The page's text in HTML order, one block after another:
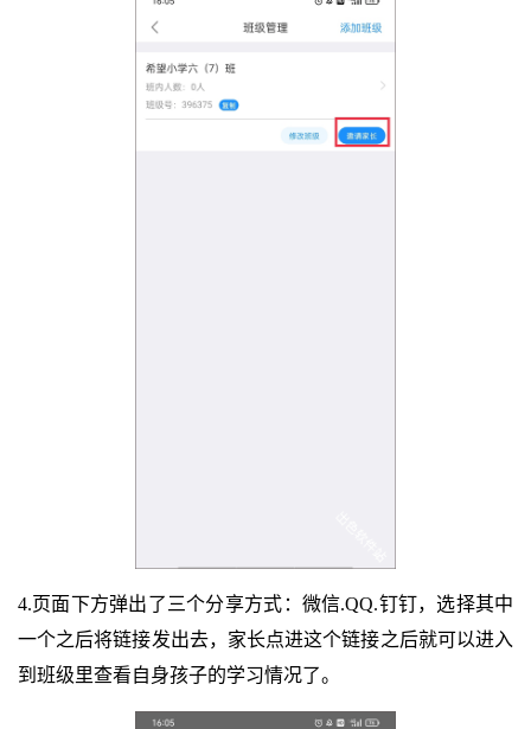
4.页面下方弹出了三个分享方式：微信.QQ.钉钉，选择其中
一个之后将链接发出去，家长点进这个链接之后就可以进入
到班级里查看自身孩子的学习情况了。